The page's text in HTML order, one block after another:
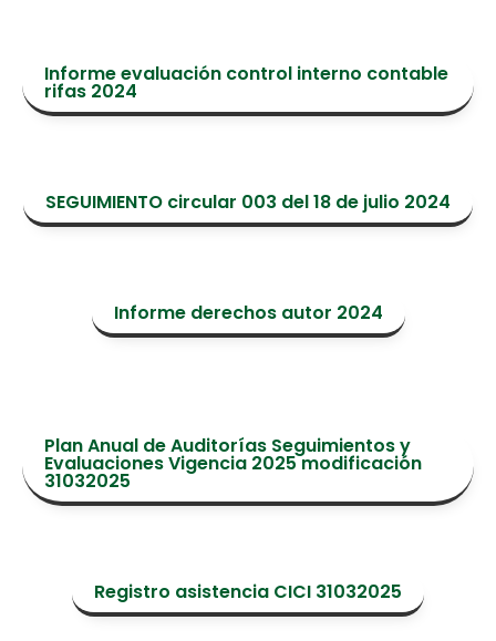
Informe evaluación control interno contable
rifas 2024
SEGUIMIENTO circular 003 del 18 de julio 2024
Informe derechos autor 2024
Plan Anual de Auditorías Seguimientos y
Evaluaciones Vigencia 2025 modificación
31032025
Registro asistencia CICI 31032025